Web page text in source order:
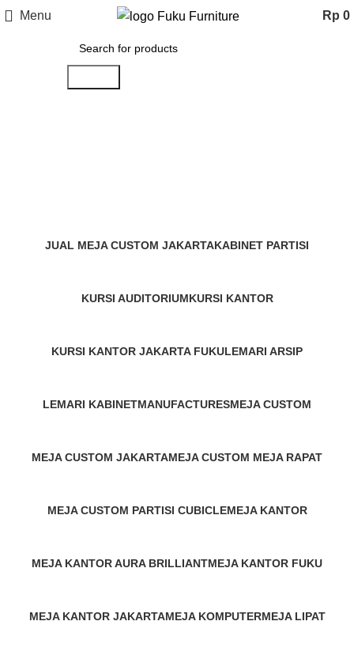
Menu Rp 0
JUAL MEJA CUSTOM JAKARTAKABINET PARTISI
KURSI AUDITORIUMKURSI KANTOR
KURSI KANTOR JAKARTA FUKULEMARI ARSIP
LEMARI KABINETMANUFACTURESMEJA CUSTOM
MEJA CUSTOM JAKARTAMEJA CUSTOM MEJA RAPAT
MEJA CUSTOM PARTISI CUBICLEMEJA KANTOR
MEJA KANTOR AURA BRILLIANTMEJA KANTOR FUKU
MEJA KANTOR JAKARTAMEJA KOMPUTERMEJA LIPAT